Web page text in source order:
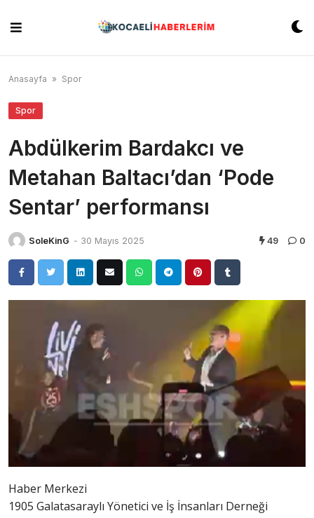
content
Anasayfa » Spor
Spor
Abdülkerim Bardakcı ve
Metahan Baltacı’dan ‘Pode
Sentar’ performansı
SoleKinG - 30 Mayıs 2025 49 0
Haber Merkezi
1905 Galatasaraylı Yönetici ve İş İnsanları Derneği